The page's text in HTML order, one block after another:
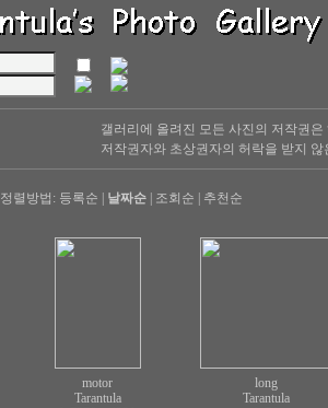
갤러리에 올려진 모든 사진의 저작권
저작권자와 초상권자의 허락을 받지
정렬방법: 등록순 날짜순 조회순 추천순
motor
Tarantula
long
Tarantula